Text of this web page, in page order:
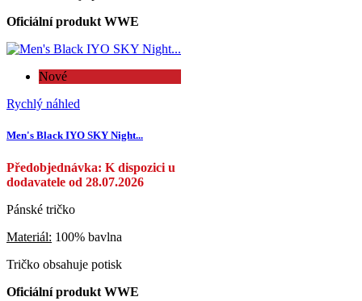
Oficiální produkt WWE
Nové
Rychlý náhled
Men's Black IYO SKY Night...
Předobjednávka: K dispozici u
dodavatele od 28.07.2026
Pánské tričko
Materiál: 100% bavlna
Tričko obsahuje potisk
Oficiální produkt WWE